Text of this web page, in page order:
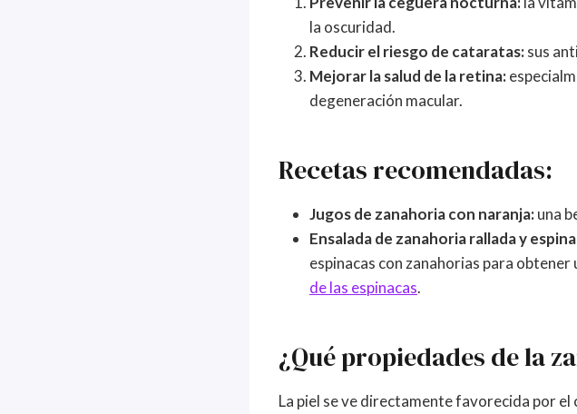
la oscuridad.
Reducir el riesgo de cataratas:sus
Mejorar la salud de la retina:
degeneración macular.
Recetas recomendadas:
Jugos de zanahoria con naranja:una
Ensalada de zanahoria rallada y
espinacas con zanahorias para
de las espinacas.
¿Qué propiedades de la
La piel se ve directamente favorecida por